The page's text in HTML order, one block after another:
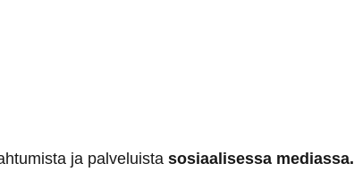
ja palveluista sosiaalisessa mediassa.